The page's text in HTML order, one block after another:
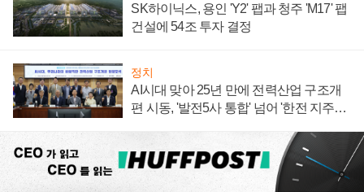
SK하이닉스, 용인 'Y2' 팹과 청주 'M17' 팹
건설에 54조 투자 결정
정치
AI시대 맞아 25년 만에 전력산업 구조개
편 시동, '발전5사 통합' 넘어 '한전 지주사'